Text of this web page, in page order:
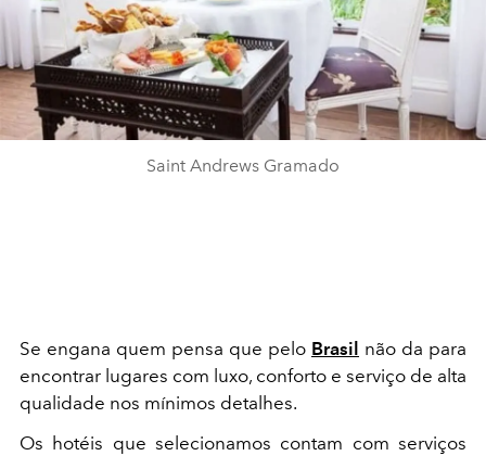
Saint Andrews Gramado
Se engana quem pensa que pelo Brasil não da para
encontrar lugares com luxo, conforto e serviço de alta
qualidade nos mínimos detalhes.
Os hotéis que selecionamos contam com serviços